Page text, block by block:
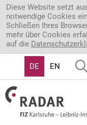
Direkt zum Inhalt
Diese Website setzt
notwendige Cookies
Schließen Ihres
mehr über Cookies
auf die
DE EN